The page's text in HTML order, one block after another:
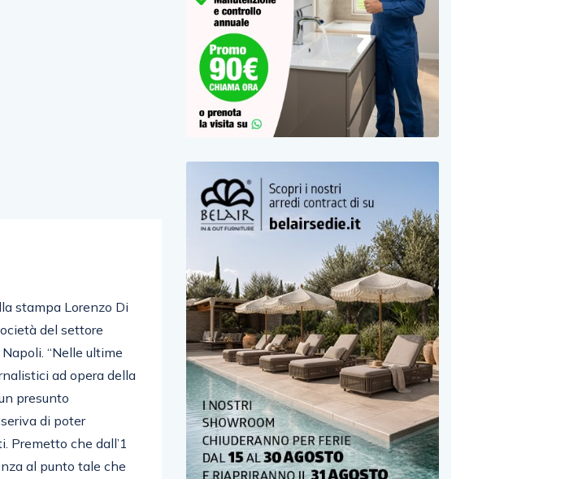
stampa Lorenzo Di
del settore
“Nelle ultime
ad opera della
presunto
di poter
Premetto che dall’1
al punto tale che